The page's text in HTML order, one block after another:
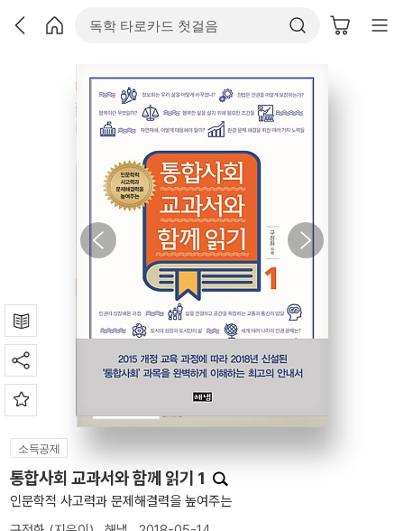
소득공제
통합사회 교과서와 함께 읽기 1
인문학적 사고력과 문제해결력을 높여주는